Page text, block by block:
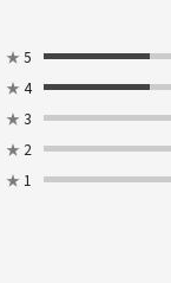
★ 5
★ 4
★ 3
★ 2
★ 1